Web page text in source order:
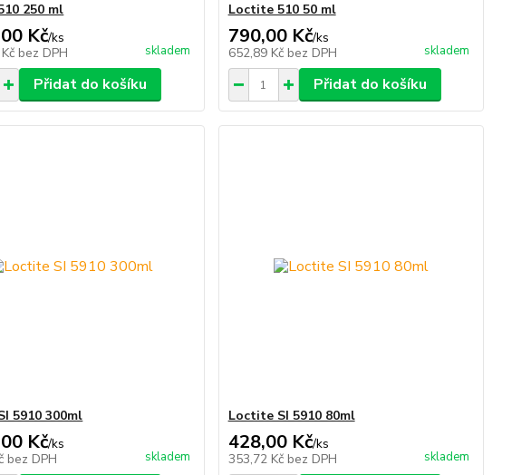
250 ml
Kč/ks
bez DPH skladem
Přidat do košíku
Loctite 510 50 ml
790,00 Kč/ks
652,89 Kč bez DPH skladem
Přidat do košíku
5910 300ml
Kč/ks
bez DPH skladem
Loctite SI 5910 80ml
428,00 Kč/ks
353,72 Kč bez DPH skladem